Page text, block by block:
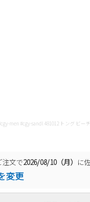
men #cgy-sandl 481012 トング ビ
注文で2026/08/10（月） に
変更